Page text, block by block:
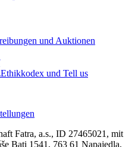
und Auktionen
Ethikkodex und Tell us
Fatra, a.s., ID 27465021, mit
Bati 1541, 763 61 Napajedla,